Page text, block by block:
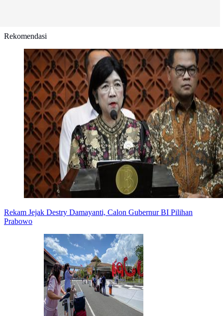
Rekomendasi
Rekam Jejak Destry Damayanti, Calon Gubernur BI Pilihan
Prabowo